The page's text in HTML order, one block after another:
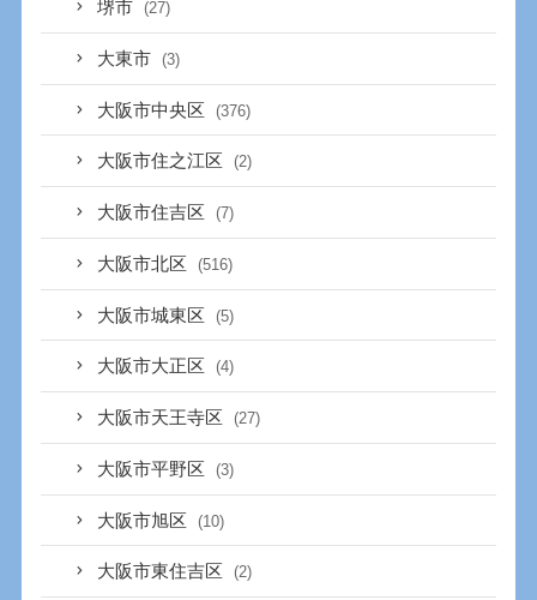
堺市 (27)
大東市 (3)
大阪市中央区 (376)
大阪市住之江区 (2)
大阪市住吉区 (7)
大阪市北区 (516)
大阪市城東区 (5)
大阪市大正区 (4)
大阪市天王寺区 (27)
大阪市平野区 (3)
大阪市旭区 (10)
大阪市東住吉区 (2)